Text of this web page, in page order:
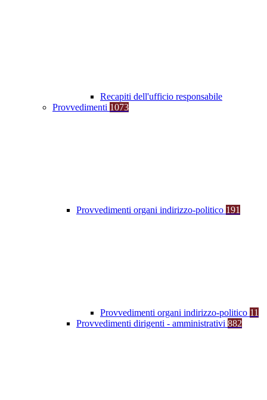
Recapiti dell'ufficio responsabile
Provvedimenti 1073
Provvedimenti organi indirizzo-politico 191
Provvedimenti organi indirizzo-politico 11
Provvedimenti dirigenti - amministrativi 882